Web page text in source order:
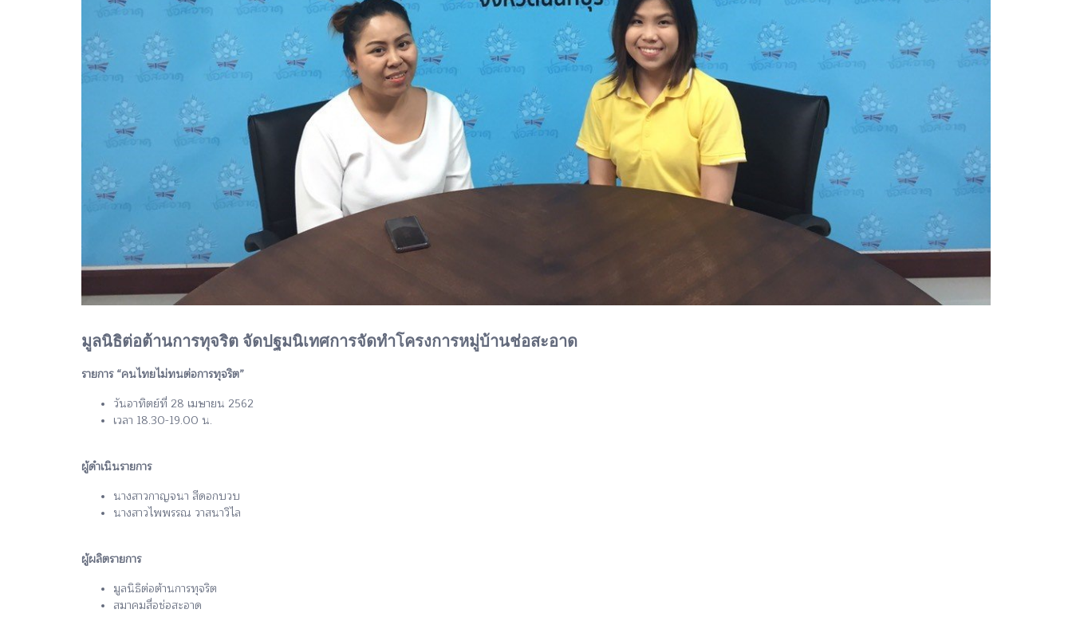
มูลนิธิต่อต้านการทุจริต จัดปฐมนิเทศการจัดทำโครงการหมู่บ้านช่อสะอาด
รายการ “คนไทยไม่ทนต่อการทุจริต”
วันอาทิตย์ที่ 28 เมษายน 2562
เวลา 18.30-19.00 น.
ผู้ดำเนินรายการ
นางสาวกาญจนา สีดอกบวบ
นางสาวไพพรรณ วาสนาวิไล
ผู้ผลิตรายการ
มูลนิธิต่อต้านการทุจริต
สมาคมสื่อช่อสะอาด